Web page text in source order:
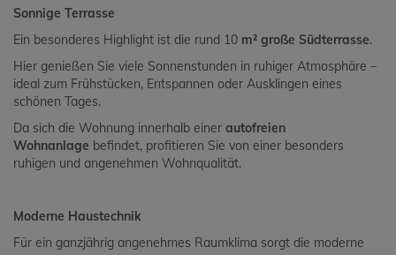
Sonnige Terrasse
Ein besonderes Highlight ist die rund 10 m² große Südterrasse.
Hier genießen Sie viele Sonnenstunden in ruhiger Atmosphäre –
ideal zum Frühstücken, Entspannen oder Ausklingen eines
schönen Tages.
Da sich die Wohnung innerhalb einer autofreien
Wohnanlage befindet, profitieren Sie von einer besonders
ruhigen und angenehmen Wohnqualität.
Moderne Haustechnik
Für ein ganzjährig angenehmes Raumklima sorgt die moderne